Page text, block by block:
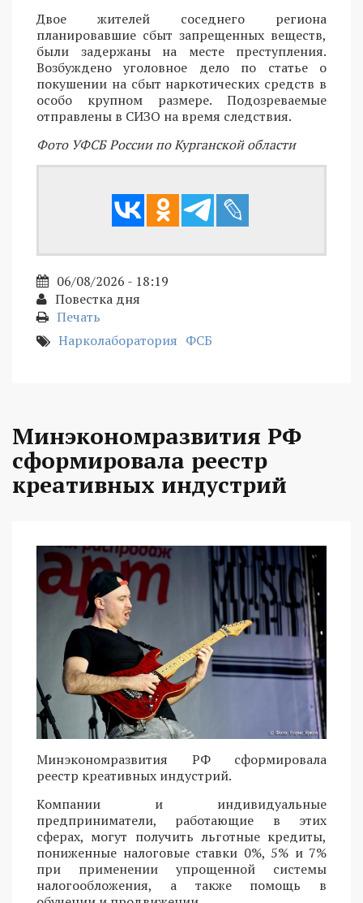
Двое жителей соседнего региона
планировавшие сбыт запрещенных веществ,
были задержаны на месте преступления.
Возбуждено уголовное дело по статье о
покушении на сбыт наркотических средств в
особо крупном размере. Подозреваемые
отправлены в СИЗО на время следствия.
Фото УФСБ России по Курганской области
06/08/2026 - 18:19
Повестка дня
Печать
Нарколаборатория ФСБ
Минэкономразвития РФ
сформировала реестр
креативных индустрий
Минэкономразвития РФ сформировала
реестр креативных индустрий.
Компании и индивидуальные
предприниматели, работающие в этих
сферах, могут получить льготные кредиты,
пониженные налоговые ставки 0%, 5% и 7%
при применении упрощенной системы
налогообложения, а также помощь в